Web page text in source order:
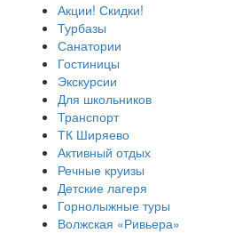
Акции! Скидки!
Турбазы
Санатории
Гостиницы
Экскурсии
Для школьников
Транспорт
ТК Ширяево
Активный отдых
Речные круизы
Детские лагеря
Горнолыжные туры
Волжская «Ривьера»